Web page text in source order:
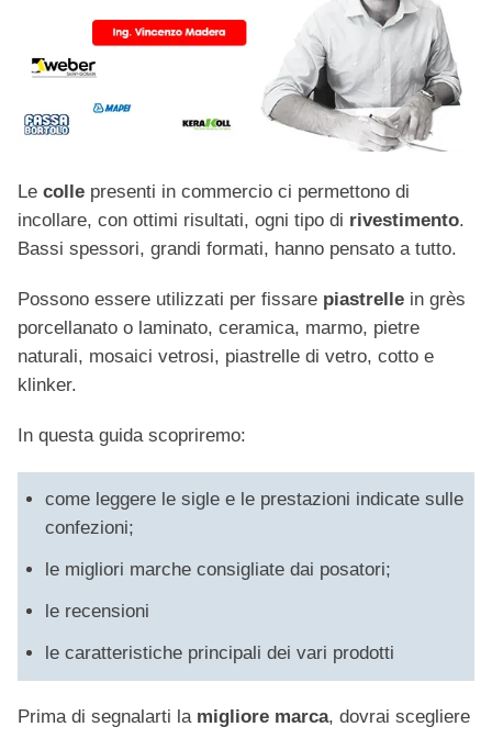
Le colle presenti in commercio ci permettono di
incollare, con ottimi risultati, ogni tipo di rivestimento.
Bassi spessori, grandi formati, hanno pensato a tutto.
Possono essere utilizzati per fissare piastrelle in grès
porcellanato o laminato, ceramica, marmo, pietre
naturali, mosaici vetrosi, piastrelle di vetro, cotto e
klinker.
In questa guida scopriremo:
come leggere le sigle e le prestazioni indicate sulle
confezioni;
le migliori marche consigliate dai posatori;
le recensioni
le caratteristiche principali dei vari prodotti
Prima di segnalarti la migliore marca, dovrai scegliere